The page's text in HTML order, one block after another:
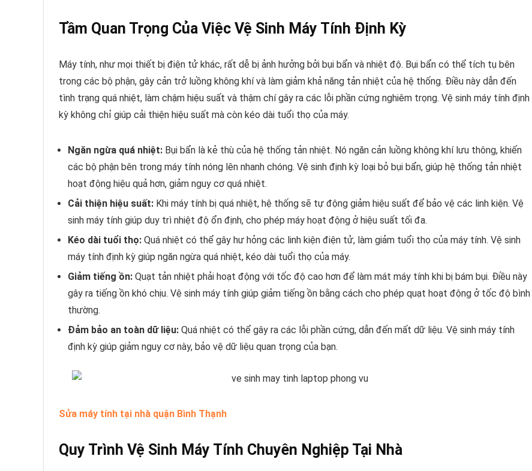
Tầm Quan Trọng Của Việc Vệ Sinh Máy Tính Định Kỳ
Máy tính, như mọi thiết bị điện tử khác, rất dễ bị ảnh hưởng bởi bụi bẩn và nhiệt độ. Bụi bẩn có thể tích tụ bên
trong các bộ phận, gây cản trở luồng không khí và làm giảm khả năng tản nhiệt của hệ thống. Điều này dẫn đến
tình trạng quá nhiệt, làm chậm hiệu suất và thậm chí gây ra các lỗi phần cứng nghiêm trọng. Vệ sinh máy tính định
kỳ không chỉ giúp cải thiện hiệu suất mà còn kéo dài tuổi thọ của máy.
Ngăn ngừa quá nhiệt: Bụi bẩn là kẻ thù của hệ thống tản nhiệt. Nó ngăn cản luồng không khí lưu thông, khiến
các bộ phận bên trong máy tính nóng lên nhanh chóng. Vệ sinh định kỳ loại bỏ bụi bẩn, giúp hệ thống tản nhiệt
hoạt động hiệu quả hơn, giảm nguy cơ quá nhiệt.
Cải thiện hiệu suất: Khi máy tính bị quá nhiệt, hệ thống sẽ tự động giảm hiệu suất để bảo vệ các linh kiện. Vệ
sinh máy tính giúp duy trì nhiệt độ ổn định, cho phép máy hoạt động ở hiệu suất tối đa.
Kéo dài tuổi thọ: Quá nhiệt có thể gây hư hỏng các linh kiện điện tử, làm giảm tuổi thọ của máy tính. Vệ sinh
máy tính định kỳ giúp ngăn ngừa quá nhiệt, kéo dài tuổi thọ của máy.
Giảm tiếng ồn: Quạt tản nhiệt phải hoạt động với tốc độ cao hơn để làm mát máy tính khi bị bám bụi. Điều này
gây ra tiếng ồn khó chịu. Vệ sinh máy tính giúp giảm tiếng ồn bằng cách cho phép quạt hoạt động ở tốc độ bình
thường.
Đảm bảo an toàn dữ liệu: Quá nhiệt có thể gây ra các lỗi phần cứng, dẫn đến mất dữ liệu. Vệ sinh máy tính
định kỳ giúp giảm nguy cơ này, bảo vệ dữ liệu quan trọng của bạn.
Sửa máy tính tại nhà quận Bình Thạnh
Quy Trình Vệ Sinh Máy Tính Chuyên Nghiệp Tại Nhà